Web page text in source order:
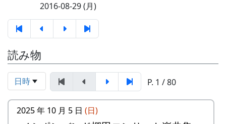
2016-08-29 (月)
読み物
日時 P. 1 / 80
2025 年 10 月 5 日 (日)